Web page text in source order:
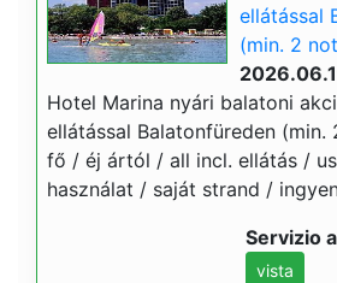
ellátással
(min. 2
Hotel Marina nyári balatoni
ellátással Balatonfüreden
fő / éj ártól / all incl. ellátás /
használat / saját strand /
Servizio
vista